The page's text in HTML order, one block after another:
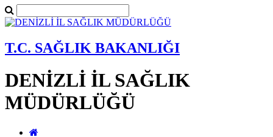
T.C. SAĞLIK BAKANLIĞI
DENİZLİ İL SAĞLIK
MÜDÜRLÜĞÜ